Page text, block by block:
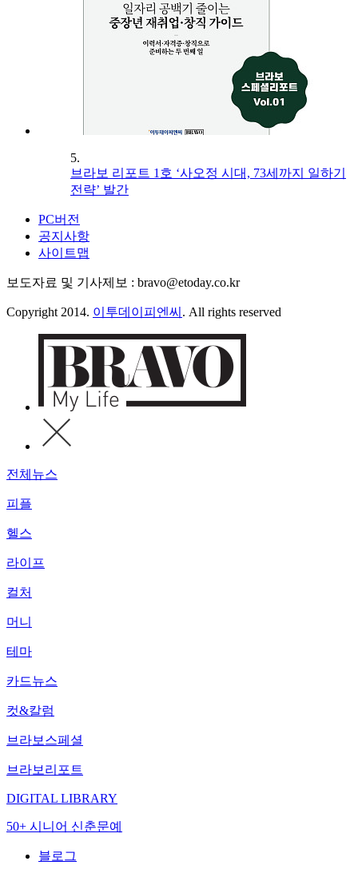
5.
브라보 리포트 1호 ‘사오정 시대, 73세까지 일하기
전략’ 발간
PC버전
공지사항
사이트맵
보도자료 및 기사제보 : bravo@etoday.co.kr
Copyright 2014. 이투데이피엔씨 . All rights reserved
전체뉴스
피플
헬스
라이프
컬처
머니
테마
카드뉴스
컷&칼럼
브라보스페셜
브라보리포트
DIGITAL LIBRARY
50+ 시니어 신춘문예
블로그